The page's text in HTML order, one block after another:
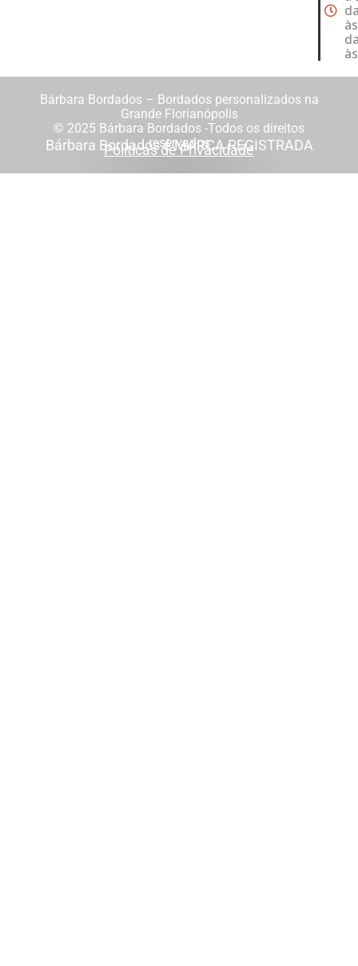
Bárbara Bordados – Bordados personalizados na
Grande Florianópolis
© 2025 Bárbara Bordados -Todos os direitos
reservados
Bárbara Bordados é MARCA REGISTRADA
Políticas de Privacidade